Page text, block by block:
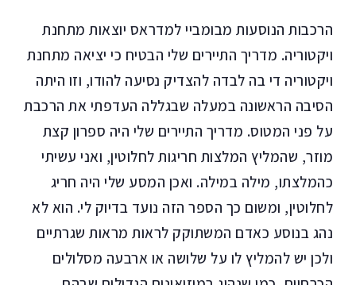
הרכבות הנוסעות מבומביי למדראס יוצאות מתחנת
ויקטוריה. מדריך התיירים שלי הבטיח כי יציאה מתחנת
ויקטוריה די בה לבדה להצדיק נסיעה להודו, וזו היתה
הסיבה הראשונה במעלה שבגללה העדפתי את הרכבת
על פני המטוס. מדריך התיירים שלי היה ספרון קצת
מוזר, שהמליץ המלצות חריגות לחלוטין, ואני עשיתי
כהמלצתו, מילה במילה. ואכן המסע שלי היה חריג
לחלוטין, ומשום כך הספר הזה נועד בדיוק לי. הוא לא
נהג בנוסע כאדם המשתוקק לראות מראות שגרתיים
ולכן יש להמליץ לו על שלושה או ארבעה מסלולים